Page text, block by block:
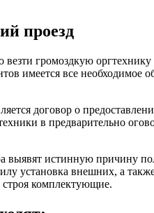
проезд
везти громоздкую
имеется все необходимое
договор о
в предварительно
выявят истинную причину
установка внешних, а
комплектующие.